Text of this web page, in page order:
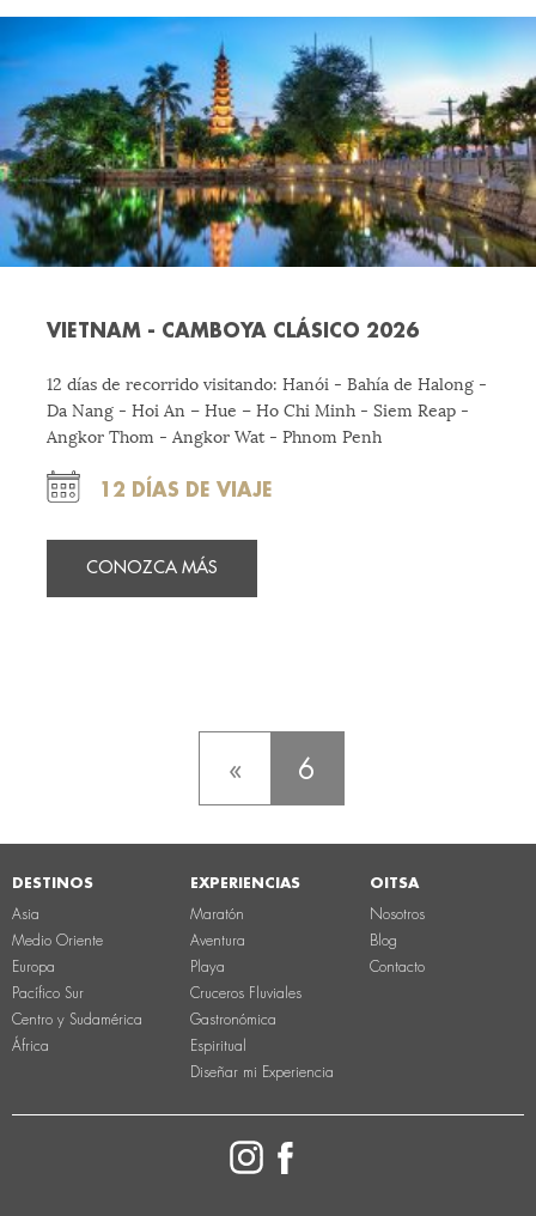
VIETNAM - CAMBOYA CLÁSICO 2026
12 días de recorrido visitando: Hanói - Bahía de Halong -
Da Nang - Hoi An – Hue – Ho Chi Minh - Siem Reap -
Angkor Thom - Angkor Wat - Phnom Penh
12 DÍAS DE VIAJE
CONOZCA MÁS
« 6
DESTINOS
Asia
Medio Oriente
Europa
Pacífico Sur
Centro y Sudamérica
África
EXPERIENCIAS
Maratón
Aventura
Playa
Cruceros Fluviales
Gastronómica
Espiritual
Diseñar mi Experiencia
OITSA
Nosotros
Blog
Contacto